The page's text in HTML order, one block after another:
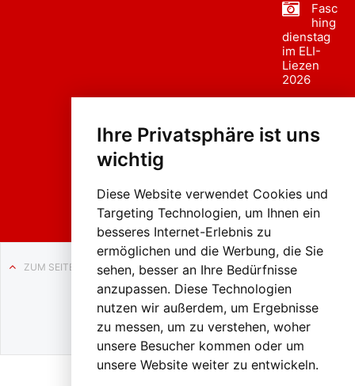
Ihre Privatsphäre ist uns
wichtig
Diese Website verwendet Cookies und
Targeting Technologien, um Ihnen ein
besseres Internet-Erlebnis zu
ermöglichen und die Werbung, die Sie
sehen, besser an Ihre Bedürfnisse
anzupassen. Diese Technologien
nutzen wir außerdem, um Ergebnisse
zu messen, um zu verstehen, woher
unsere Besucher kommen oder um
unsere Website weiter zu entwickeln.
Fasc
hing
dienstag
im ELI-
Liezen
2026
sumzug
Liezen
ZUM SEITENANFANG
Auf BLO24.at werben?
+43 (0)664 2226600